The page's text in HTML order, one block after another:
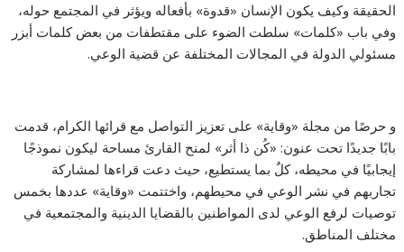
الحقيقة وكيف يكون الإنسان «قدوة» بأفعاله ويؤثر في المجتمع حوله،
وفي باب «كلمات» سلطت الضوء على مقتطفات من بعض كلمات أبزر
مسئولي الدولة في المجالات المختلفة عن قضية الوعي.
و حرصًا من مجلة «وقاية» على تعزيز التواصل مع قرائها الكرام، قدمت
بابًا جديدًا تحت عنون: «كُن ذا أثر» لمنح القارئ مساحة ليكون نموذجًا
إيجابيًا في محيطه، كلٌ بما يستطيع، حيث دعت قراءها لمشاركة
تجاربهم في نشر الوعي في محيطهم، واختتمت «وقاية» عددها بخمس
توصيات لرفع الوعي لدى المواطنين بالقضايا الدينية والمجتمعية في
مختلف المناطق.